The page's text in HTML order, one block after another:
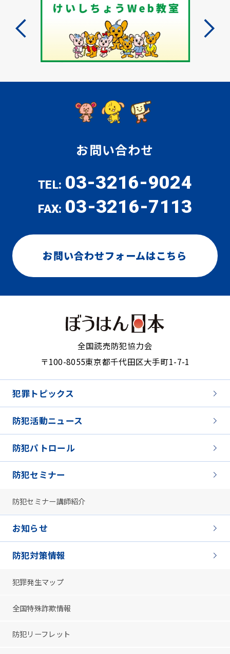
お問い合わせ
TEL: 03-3216-9024
FAX: 03-3216-7113
お問い合わせフォームはこちら
全国読売防犯協力会
〒100-8055東京都千代田区大手町1-7-1
犯罪トピックス
防犯活動ニュース
防犯パトロール
防犯セミナー
防犯セミナー講師紹介
お知らせ
防犯対策情報
犯罪発生マップ
全国特殊詐欺情報
防犯リーフレット